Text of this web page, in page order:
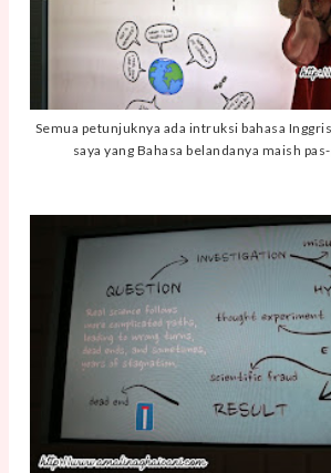
Semua petunjuknya ada intruksi bahasa
saya yang Bahasa belandanya maish